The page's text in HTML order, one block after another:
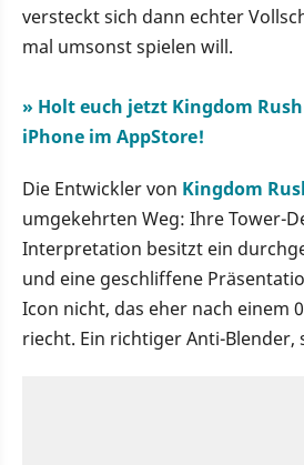
versteckt sich dann echter
mal umsonst spielen will.
» Holt euch jetzt Kingdom
iPhone im AppStore!
Die Entwickler von Kingdom
umgekehrten Weg: Ihre Tower-
Interpretation besitzt ein
und eine geschliffene
Icon nicht, das eher nach einem
riecht. Ein richtiger Anti-Blender,